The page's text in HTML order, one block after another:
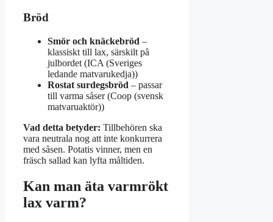
Bröd
Smör och knäckebröd –
klassiskt till lax, särskilt på
julbordet (ICA (Sveriges
ledande matvarukedja))
Rostat surdegsbröd – passar
till varma såser (Coop (svensk
matvaruaktör))
Vad detta betyder: Tillbehören ska
vara neutrala nog att inte konkurrera
med såsen. Potatis vinner, men en
fräsch sallad kan lyfta måltiden.
Kan man äta varmrökt
lax varm?